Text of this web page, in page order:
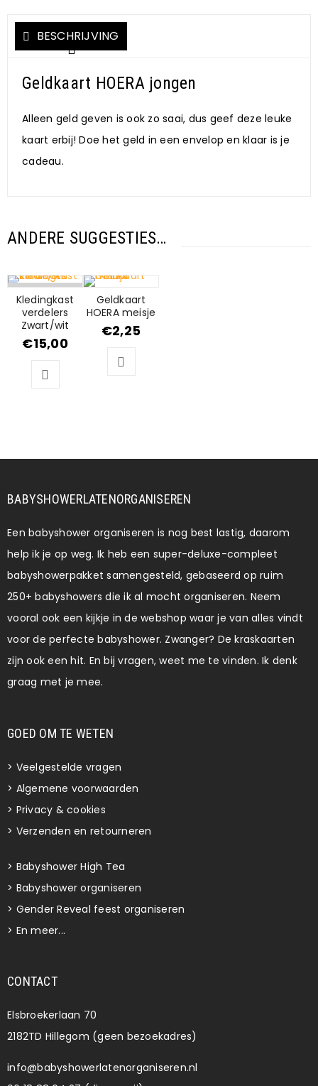
BESCHRIJVING
Geldkaart HOERA jongen
Alleen geld geven is ook zo saai, dus geef deze leuke
kaart erbij! Doe het geld in een envelop en klaar is je
cadeau.
ANDERE SUGGESTIES…
UITVERKOCHT
Kledingkast
verdelers
Zwart/wit
€15,00
Geldkaart
HOERA meisje
€2,25
BABYSHOWERLATENORGANISEREN
Een babyshower organiseren is nog best lastig, daarom
help ik je op weg. Ik heb een super-deluxe-compleet
babyshowerpakket samengesteld, gebaseerd op ruim
250+ babyshowers die ik al mocht organiseren. Neem
vooral ook een kijkje in de webshop waar je van alles vindt
voor de perfecte babyshower. Zwanger? De kraskaarten
zijn ook een hit. En bij vragen, weet me te vinden. Ik denk
graag met je mee.
GOED OM TE WETEN
> Veelgestelde vragen
> Algemene voorwaarden
> Privacy & cookies
> Verzenden en retourneren
> Babyshower High Tea
> Babyshower organiseren
> Gender Reveal feest organiseren
> En meer...
CONTACT
Elsbroekerlaan 70
2182TD Hillegom (geen bezoekadres)
info@babyshowerlatenorganiseren.nl